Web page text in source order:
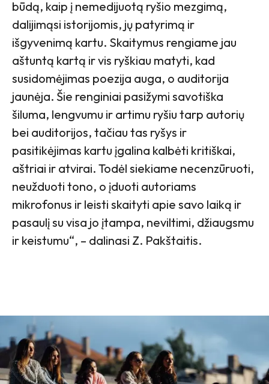
būdą, kaip į nemedijuotą ryšio mezgimą,
dalijimąsi istorijomis, jų patyrimą ir
išgyvenimą kartu. Skaitymus rengiame jau
aštuntą kartą ir vis ryškiau matyti, kad
susidomėjimas poezija auga, o auditorija
jaunėja. Šie renginiai pasižymi savotiška
šiluma, lengvumu ir artimu ryšiu tarp autorių
bei auditorijos, tačiau tas ryšys ir
pasitikėjimas kartu įgalina kalbėti kritiškai,
aštriai ir atvirai. Todėl siekiame necenzūruoti,
neužduoti tono, o įduoti autoriams
mikrofonus ir leisti skaityti apie savo laiką ir
pasaulį su visa jo įtampa, neviltimi, džiaugsmu
ir keistumu“, – dalinasi Z. Pakštaitis.